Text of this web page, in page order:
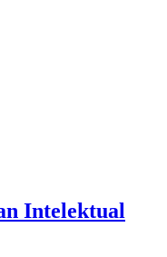
Intelektual